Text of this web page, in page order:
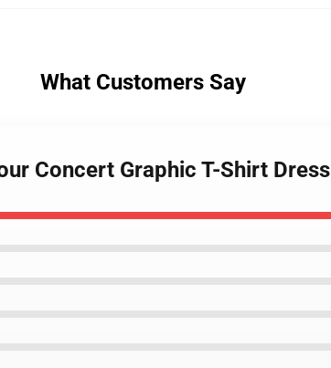
What Customers Say
Concert Graphic T-Shirt Dress